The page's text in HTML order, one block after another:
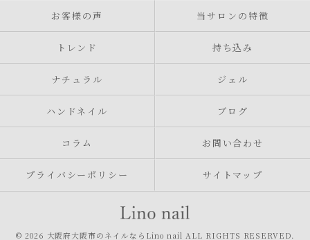
お客様の声 当サロンの特徴
トレンド 持ち込み
ナチュラル ジェル
ハンドネイル ブログ
コラム お問い合わせ
プライバシーポリシー サイトマップ
© 2026 大阪府大阪市のネイルならLino nail ALL RIGHTS RESERVED.